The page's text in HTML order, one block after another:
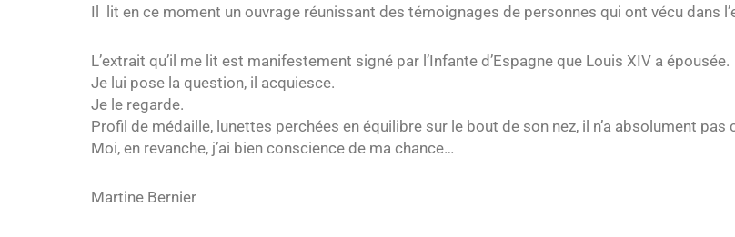
Il lit en ce moment un ouvrage réunissant des témoignages de personnes qui ont vécu dans
L’extrait qu’il me lit est manifestement signé par l’Infante d’Espagne que Louis XIV a épousée.
Je lui pose la question, il acquiesce.
Je le regarde.
Profil de médaille, lunettes perchées en équilibre sur le bout de son nez, il n’a absolument pas
Moi, en revanche, j’ai bien conscience de ma chance…
Martine Bernier